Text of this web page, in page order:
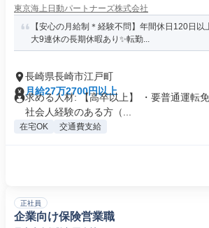
東京海上日動パートナーズ株式会社
【安心の月給制＊経験不問】年間休日120日以
大9連休の長期休暇あり✨転勤...
長崎県長崎市江戸町
月給27万2700円以上
求める人材: 【高卒以上】 ・要普通運転
社会人経験のある方（...
在宅OK 交通費支給
正社員
企業向け保険営業職